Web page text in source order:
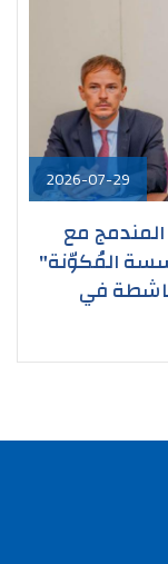
2026-07-29
مع
المُكوّنة"
في